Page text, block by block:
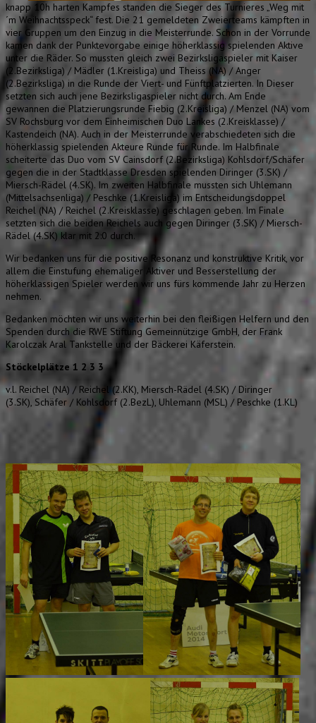
knapp 10h harten Kampfes standen die Sieger des Turnieres „Weg mit
´m Weihnachtsspeck“ fest. Die 21 gemeldeten Zweierteams kämpften in
vier Gruppen um den Einzug in die Meisterrunde. Schon in der Vorrunde
kamen dank der Punktevorgabe einige höherklassig spielenden Aktive
unter die Räder. So mussten gleich zwei Bezirksligaspieler mit Kaiser
(2.Bezirksliga) / Mädler (1.Kreisliga) und Theiss (NA) / Anger
(2.Bezirksliga) in die Runde der Viert- und Fünftplatzierten. In Dieser
setzten sich auch jene Bezirksligaspieler nicht durch. Am Ende
gewannen die Platzierungsrunde Fiebig (2.Kreisliga) / Menzel (NA) vom
SV Rochsburg vor dem Einheimischen Duo Lankes (2.Kreisklasse) /
Kastendeich (NA). Auch in der Meisterrunde verabschiedeten sich die
höherklassig spielenden Akteure Runde für Runde. Im Halbfinale
scheiterte das Duo vom SV Cainsdorf (2.Bezirksliga) Kohlsdorf/Schäfer
gegen die in der Stadtklasse Dresden spielenden Diringer (3.SK) /
Miersch-Rädel (4.SK). Im zweiten Halbfinale mussten sich Uhlemann
(Mittelsachsenliga) / Peschke (1.Kreisliga) im Entscheidungsdoppel
Reichel (NA) / Reichel (2.Kreisklasse) geschlagen geben. Im Finale
setzten sich die beiden Reichels auch gegen Diringer (3.SK) / Miersch-
Rädel (4.SK) klar mit 2:0 durch.
Wir bedanken uns für die positive Resonanz und konstruktive Kritik, vor
allem die Einstufung ehemaliger Aktiver und Besserstellung der
höherklassigen Spieler werden wir uns fürs kommende Jahr zu Herzen
nehmen.
Bedanken möchten wir uns weiterhin bei den fleißigen Helfern und den
Spenden durch die RWE Stiftung Gemeinnützige GmbH, der Frank
Karolczak Aral Tankstelle und der Bäckerei Käferstein.
Stöckelplätze 1 2 3 3
v.l. Reichel (NA) / Reichel (2.KK), Miersch-Rädel (4.SK) / Diringer
(3.SK), Schäfer / Kohlsdorf (2.BezL), Uhlemann (MSL) / Peschke (1.KL)